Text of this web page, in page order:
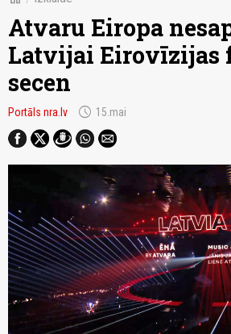
Atvaru Eiropa
Latvijai Eirovīzijas
secen
Portāls nra.lv schedule 15.mai